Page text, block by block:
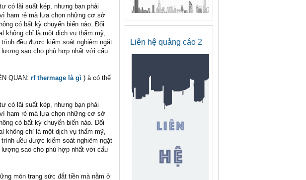
có lãi suất kép, nhưng bạn phải
ham rẻ mà lựa chọn những cơ sở
có bất kỳ chuyển biến nào. Đối
không chỉ là một dịch vụ thẩm mỹ,
đều được kiểm soát nghiêm ngặt
lượng sao cho phù hợp nhất với cấu
QUAN: rf thermage là gì ) à có thể
có lãi suất kép, nhưng bạn phải
ham rẻ mà lựa chọn những cơ sở
có bất kỳ chuyển biến nào. Đối
không chỉ là một dịch vụ thẩm mỹ,
đều được kiểm soát nghiêm ngặt
lượng sao cho phù hợp nhất với cấu
món trang sức đắt tiền mà nằm ở
Liên hệ quảng cáo 2